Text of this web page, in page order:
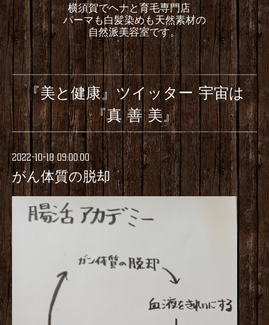
横須賀でヘナと育毛専門店
パーマも白髪染めも天然素材の
自然派美容室です。
『美と健康』ツイッター 宇宙は
『真 善 美』
2022-10-18 09:00:00
がん体質の脱却